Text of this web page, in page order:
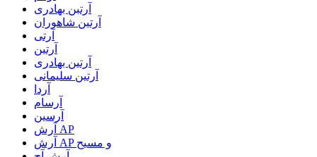
آرتبن بهادری
آرتين شاهوران
آرتی
آرتین
آرتین بهادری
آرتین سلیمانی
آردا
آرسام
آرسین
آرش AP
آرش AP و مسیح